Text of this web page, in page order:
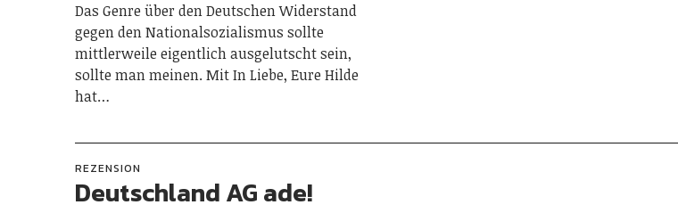
Das Genre über den Deutschen Widerstand
gegen den Nationalsozialismus sollte
mittlerweile eigentlich ausgelutscht sein,
sollte man meinen. Mit In Liebe, Eure Hilde
hat…
REZENSION
Deutschland AG ade!